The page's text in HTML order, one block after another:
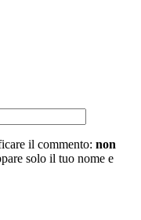
il commento: non
solo il tuo nome e